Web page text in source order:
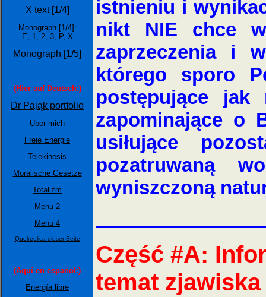
X text [1/4]
Monograph [1/4]:
E, 1, 2, 3, P, X
Monograph [1/5]
(Hier auf Deutsch:)
Dr Pająk portfolio
Über mich
Freie Energie
Telekinesis
Moralische Gesetze
Totalizm
Menu 2
Menu 4
Quelreplica dieser Seite
(Aquí en espańol:)
Energía libre
istnieniu i
nikt NIE chce
zaprzeczenia i
którego sporo
postępujące jak
zapominające o
usiłujące
pozatruwaną
wyniszczoną
Część #A:
temat